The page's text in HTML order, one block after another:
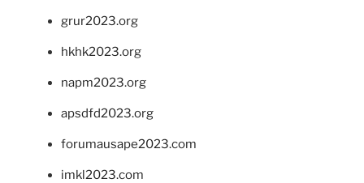
grur2023.org
hkhk2023.org
napm2023.org
apsdfd2023.org
forumausape2023.com
imkl2023.com